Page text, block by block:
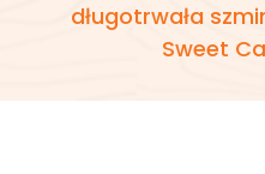
długotrwała
Sweet